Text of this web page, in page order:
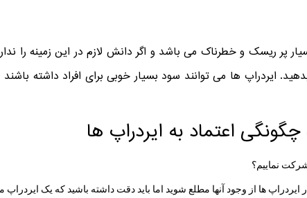
پر ریسک و خطرناک می باشد و اگر دانش لازم در این زمینه را
ایردراپ ها می توانند سود بسیار خوبی برای افراد داشته
چگونگی اعتماد به ایردراپ ها
نماییم؟
ایردراپ ها از وجود آنها مطلع شوید اما باید دقت داشته باشید که یک ایردراپ